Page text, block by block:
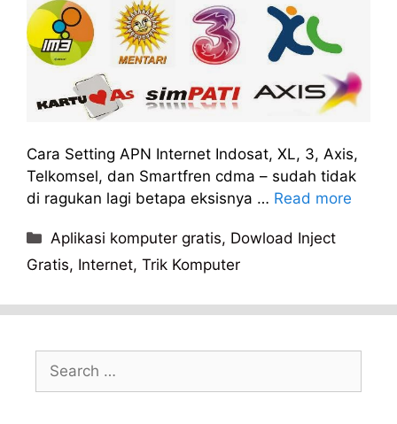
Cara Setting APN Internet Indosat, XL, 3, Axis,
Telkomsel, dan Smartfren cdma – sudah tidak
di ragukan lagi betapa eksisnya … Read more
Categories
Aplikasi komputer gratis, Dowload Inject
Gratis, Internet, Trik Komputer
for: